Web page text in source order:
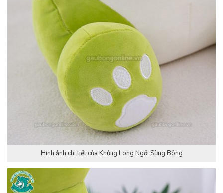
Hình ảnh chi tiết của Khủng Long Ngồi Sừng Bông